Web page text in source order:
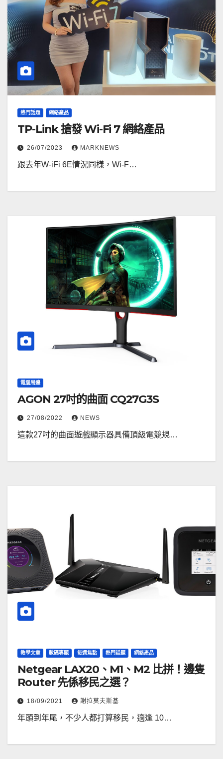
熱門話題 網絡產品
TP-Link 搶發 Wi-Fi 7 網絡產品
26/07/2023 MARKNEWS
跟去年W-iFi 6E情況同樣，Wi-F…
電腦周邊
AGON 27吋的曲面 CQ27G3S
27/08/2022 NEWS
這款27吋的曲面遊戲顯示器具備頂級電競規…
教學文章 數碼專題 每週焦點 熱門話題 網絡產品
Netgear LAX20、M1、M2 比拼！邊隻
Router 先係移民之選？
18/09/2021 謝拉莫夫斯基
年頭到年尾，不少人都打算移民，適逢 10…